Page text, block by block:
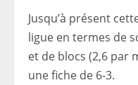
Jusqu’à présent
ligue en termes de
et de blocs (2,6 par
une fiche de 6-3.